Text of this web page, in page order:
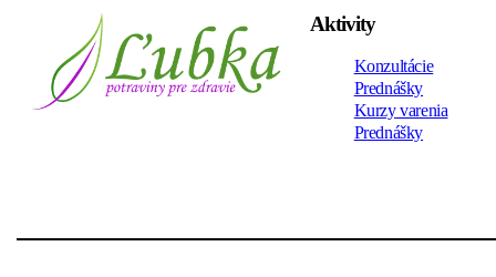
Aktivity
Konzultácie
Prednášky
Kurzy varenia
Prednášky